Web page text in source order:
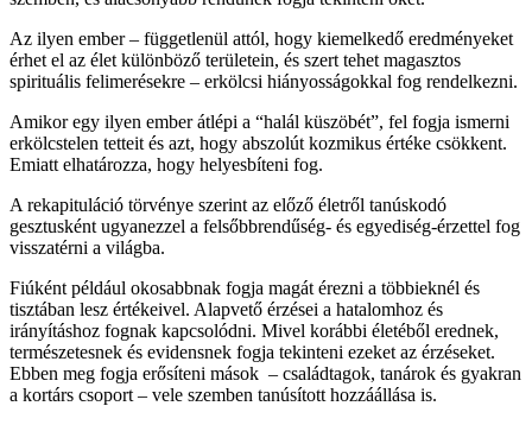
Az ilyen ember – függetlenül attól, hogy kiemelkedő eredményeket
érhet el az élet különböző területein, és szert tehet magasztos
spirituális felimerésekre – erkölcsi hiányosságokkal fog rendelkezni.
Amikor egy ilyen ember átlépi a “halál küszöbét”, fel fogja ismerni
erkölcstelen tetteit és azt, hogy abszolút kozmikus értéke csökkent.
Emiatt elhatározza, hogy helyesbíteni fog.
A rekapituláció törvénye szerint az előző életről tanúskodó
gesztusként ugyanezzel a felsőbbrendűség- és egyediség-érzettel fog
visszatérni a világba.
Fiúként például okosabbnak fogja magát érezni a többieknél és
tisztában lesz értékeivel. Alapvető érzései a hatalomhoz és
irányításhoz fognak kapcsolódni. Mivel korábbi életéből erednek,
természetesnek és evidensnek fogja tekinteni ezeket az érzéseket.
Ebben meg fogja erősíteni mások – családtagok, tanárok és gyakran
a kortárs csoport – vele szemben tanúsított hozzáállása is.